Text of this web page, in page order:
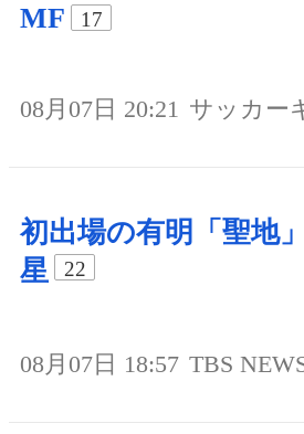
MF
17
08月07日 20:21 サッカー
初出場の有明「聖地
星
22
08月07日 18:57 TBS